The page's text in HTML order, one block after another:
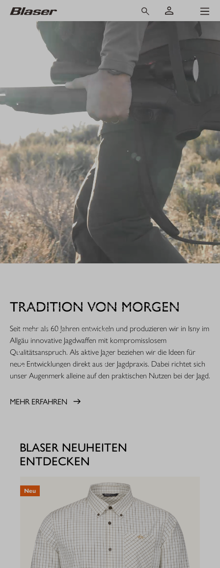
Extrem robust. Extrem zuverlässig: Sie ist die nächste
gemacht für den rauen Jagdeinsatz.
MEHR ERFAHREN
TRADITION VON MORGEN
Seit mehr als 60 Jahren entwickeln und produzieren wir in Isny im
Allgäu innovative Jagdwaffen mit kompromisslosem
Qualitätsanspruch. Als aktive Jäger beziehen wir die Ideen für
neue Entwicklungen direkt aus der Jagdpraxis. Dabei richtet sich
unser Augenmerk alleine auf den praktischen Nutzen bei der Jagd.
MEHR ERFAHREN
BLASER NEUHEITEN
ENTDECKEN
Neu